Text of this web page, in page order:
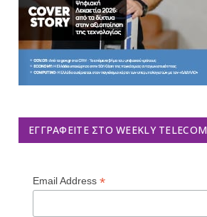
ΕΓΓΡΑΦΕΊΤΕ ΣΤΟ WEEKLY TELECOM
Email Address *